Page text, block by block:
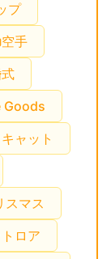
プ
空手
Goods
ャット
スマス
ロア